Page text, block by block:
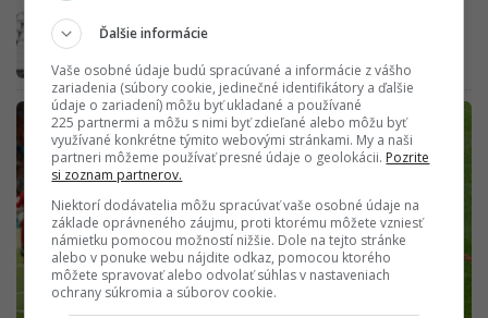
mŕtveho
Ďalšie informácie
Vaše osobné údaje budú spracúvané a informácie z vášho
zariadenia (súbory cookie, jedinečné identifikátory a ďalšie
údaje o zariadení) môžu byť ukladané a používané
225 partnermi a môžu s nimi byť zdieľané alebo môžu byť
využívané konkrétne týmito webovými stránkami. My a naši
partneri môžeme používať presné údaje o geolokácii. Pozrite
si zoznam partnerov.
Niektorí dodávatelia môžu spracúvať vaše osobné údaje na
základe oprávneného záujmu, proti ktorému môžete vzniesť
námietku pomocou možností nižšie. Dole na tejto stránke
alebo v ponuke webu nájdite odkaz, pomocou ktorého
môžete spravovať alebo odvolať súhlas v nastaveniach
ochrany súkromia a súborov cookie.